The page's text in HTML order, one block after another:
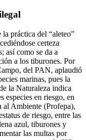
práctica del “aleteo”
certeza
así como se da a
a los tiburones. Por
del PAN, aplaudió
marinas, pues la
la Naturaleza indica
especies en riesgo, en
al Ambiente (Profepa),
de riesgo, entre las
azul, tiburones y
las multas por